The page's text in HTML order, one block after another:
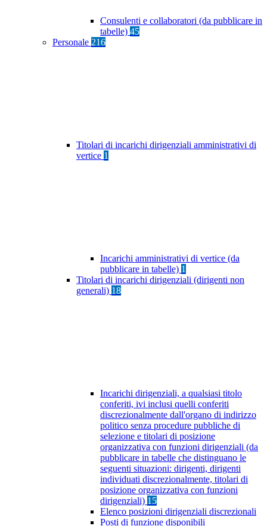
Consulenti e collaboratori (da pubblicare in
tabelle) 45
Personale 216
Titolari di incarichi dirigenziali amministrativi di
vertice 1
Incarichi amministrativi di vertice (da
pubblicare in tabelle) 1
Titolari di incarichi dirigenziali (dirigenti non
generali) 18
Incarichi dirigenziali, a qualsiasi titolo
conferiti, ivi inclusi quelli conferiti
discrezionalmente dall'organo di indirizzo
politico senza procedure pubbliche di
selezione e titolari di posizione
organizzativa con funzioni dirigenziali (da
pubblicare in tabelle che distinguano le
seguenti situazioni: dirigenti, dirigenti
individuati discrezionalmente, titolari di
posizione organizzativa con funzioni
dirigenziali) 15
Elenco posizioni dirigenziali discrezionali
Posti di funzione disponibili